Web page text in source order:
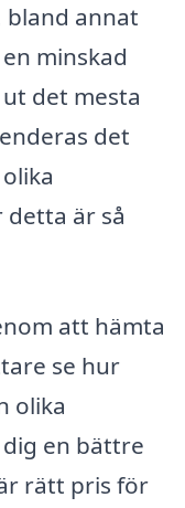
annat
minskad
det mesta
det
är så
att hämta
se hur
olika
en bättre
rätt pris för